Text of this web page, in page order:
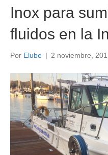
Inox para
fluidos en la
Por Elube | 2 noviembre,